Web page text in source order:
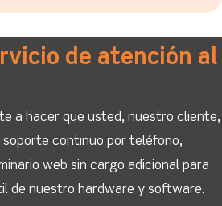
de atención al
a hacer que usted, nuestro cliente,
continuo por teléfono,
web sin cargo adicional para
de nuestro hardware y software.